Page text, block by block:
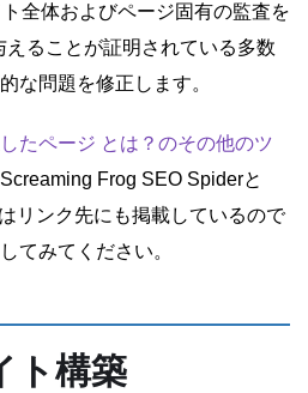
全体およびページ固有の監査を
ることが証明されている多数
な問題を修正します。
たページ とは？のその他のツ
Frog SEO Spiderと
リンク先にも掲載しているので
てみてください。
ト構築